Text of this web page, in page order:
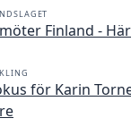
Finland -
för Karin